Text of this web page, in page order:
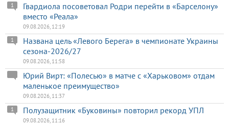
Гвардиола посоветовал Родри перейти в «Барселону»
вместо «Реала»
1
09.08.2026, 12:19
Названа цель «Левого Берега» в чемпионате Украины
сезона-2026/27
1
09.08.2026, 11:58
Юрий Вирт: «Полесью» в матче с «Харьковом» отдам
маленькое преимущество»
09.08.2026, 11:37
Полузащитник «Буковины» повторил рекорд УПЛ
1
09.08.2026, 11:16